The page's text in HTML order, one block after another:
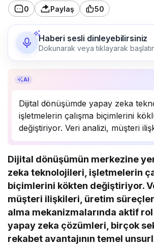
0 Paylaş 50
Haberi sesli dinleyebilirsiniz
Dokunarak veya tıklayarak
AI
Dijital dönüşümde yapay zeka
işletmelerin çalışma biçimlerini
değiştiriyor. Veri analizi, müşteri
süreçlerinde önemli bir rol
Uzmanlar, bu teknolojinin
daha da yaygınlaşarak…
Dijital dönüşümün merkezine
zeka teknolojileri, işletmelerin
biçimlerini kökten değiştiriyor.
müşteri ilişkileri, üretim
alma mekanizmalarında aktif
yapay zeka çözümleri, birçok
rekabet avantajının temel